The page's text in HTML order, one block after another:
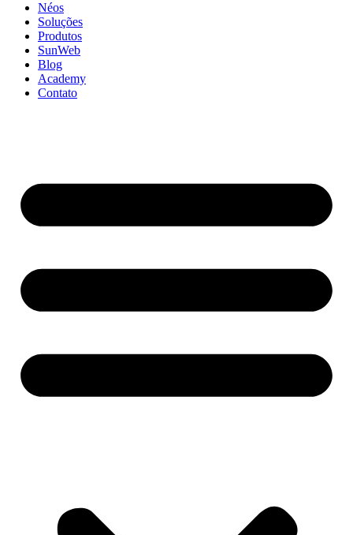
Néos
Soluções
Produtos
SunWeb
Blog
Academy
Contato